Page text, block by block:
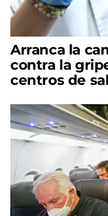
Arranca la
contra la
centros de